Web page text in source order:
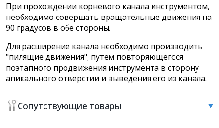
Сопутствующие товары
При прохождении корневого канала инструментом,
необходимо совершать вращательные движения на
90 градусов в обе стороны.
Для расширение канала необходимо производить
"пилящие движения", путем повторяющегося
поэтапного продвижения инструмента в сторону
апикального отверстии и выведения его из канала.